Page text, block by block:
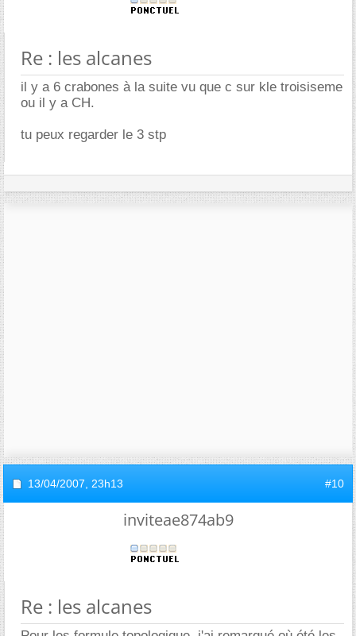
Re : les alcanes
il y a 6 crabones à la suite vu que c sur kle troisiseme
ou il y a CH.
tu peux regarder le 3 stp
13/04/2007, 23h13 #10
inviteae874ab9
Re : les alcanes